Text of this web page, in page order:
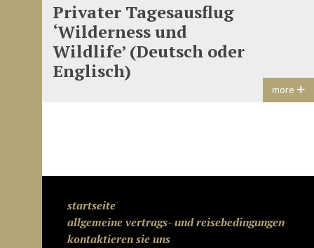
Privater Tagesausflug
‘Wilderness und
Wildlife’ (Deutsch oder
Englisch)
more
startseite
allgemeine vertrags- und reisebedingungen
kontaktieren sie uns